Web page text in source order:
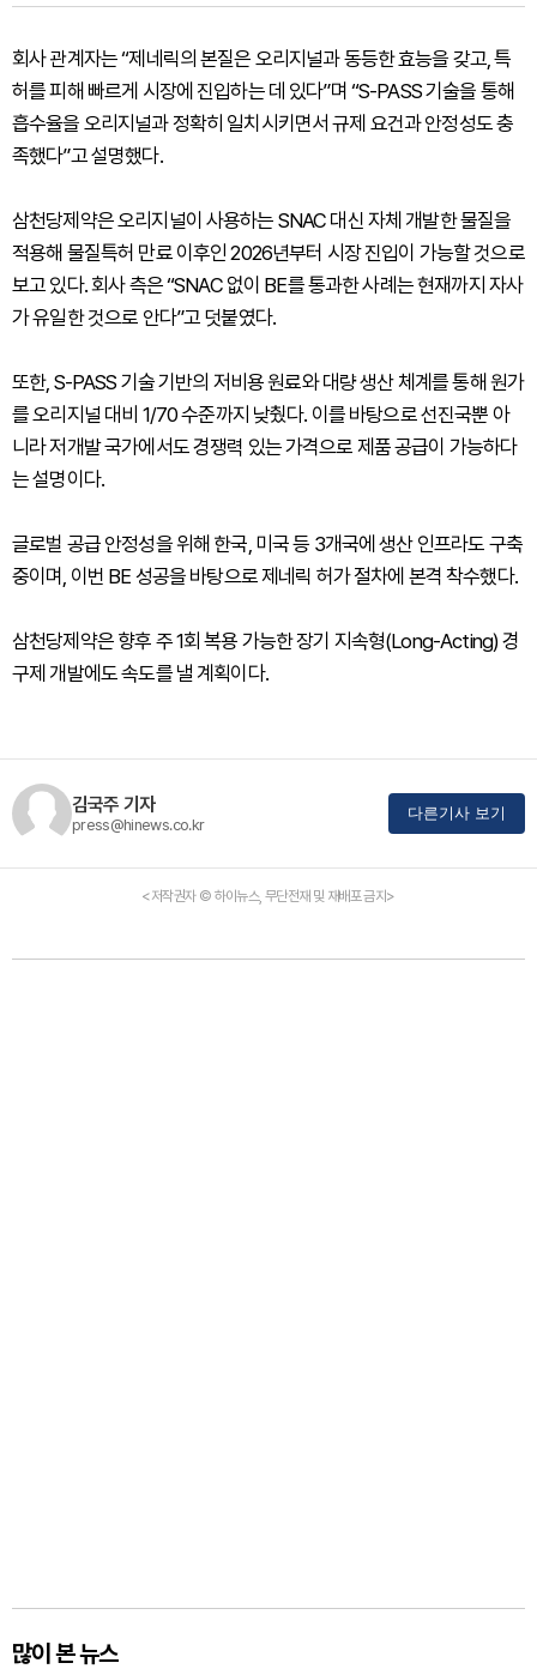
회사 관계자는 “제네릭의 본질은 오리지널과 동등한 효능을 갖고, 특
허를 피해 빠르게 시장에 진입하는 데 있다”며 “S-PASS 기술을 통해
흡수율을 오리지널과 정확히 일치시키면서 규제 요건과 안정성도 충
족했다”고 설명했다.
삼천당제약은 오리지널이 사용하는 SNAC 대신 자체 개발한 물질을
적용해 물질특허 만료 이후인 2026년부터 시장 진입이 가능할 것으로
보고 있다. 회사 측은 “SNAC 없이 BE를 통과한 사례는 현재까지 자사
가 유일한 것으로 안다”고 덧붙였다.
또한, S-PASS 기술 기반의 저비용 원료와 대량 생산 체계를 통해 원가
를 오리지널 대비 1/70 수준까지 낮췄다. 이를 바탕으로 선진국뿐 아
니라 저개발 국가에서도 경쟁력 있는 가격으로 제품 공급이 가능하다
는 설명이다.
글로벌 공급 안정성을 위해 한국, 미국 등 3개국에 생산 인프라도 구축
중이며, 이번 BE 성공을 바탕으로 제네릭 허가 절차에 본격 착수했다.
삼천당제약은 향후 주 1회 복용 가능한 장기 지속형(Long-Acting) 경
구제 개발에도 속도를 낼 계획이다.
김국주 기자
press@hinews.co.kr
다른기사 보기
<저작권자 © 하이뉴스, 무단전재 및 재배포 금지>
많이 본 뉴스